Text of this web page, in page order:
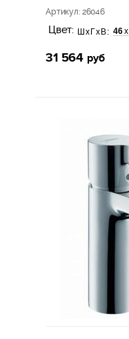
Артикул: 26046
Цвет: ШхГхВ: 46х
31 564 руб